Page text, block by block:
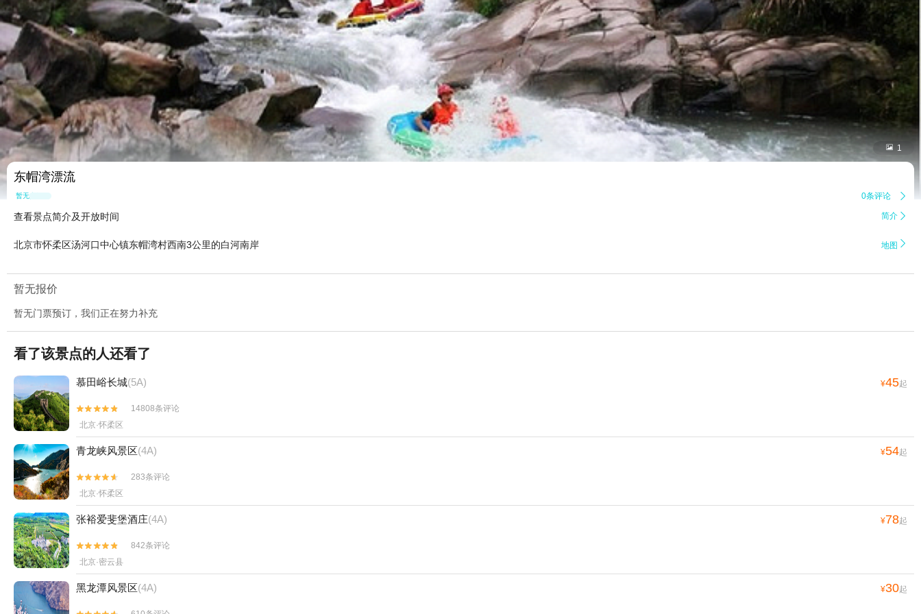
 1
东帽湾漂流
暂无点评 0条评论 
查看景点简介及开放时间 简介 
北京市怀柔区汤河口中心镇东帽湾村西南3公里的白河南岸 地图 
暂无报价
暂无门票预订，我们正在努力补充
看了该景点的人还看了
慕田峪长城(5A) ¥45起


14808条评论
北京·怀柔区
青龙峡风景区(4A) ¥54起


283条评论
北京·怀柔区
张裕爱斐堡酒庄(4A) ¥78起


842条评论
北京·密云县
黑龙潭风景区(4A) ¥30起